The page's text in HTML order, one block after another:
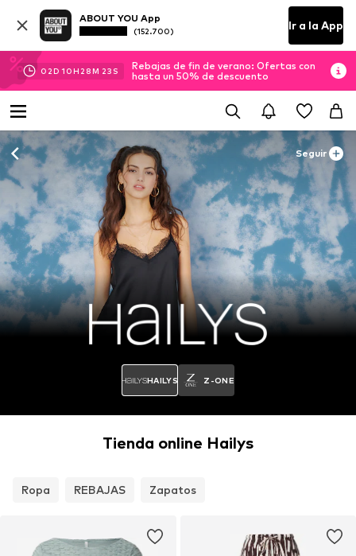
ABOUT YOU App
(152.700) Ir a la App
02D 10H 28M 21 S
Rebajas de fin de verano: Ofertas con
hasta un 50% de descuento
Seguir
HAILYS Z-ONE
Tienda online Hailys
Ropa REBAJAS Zapatos